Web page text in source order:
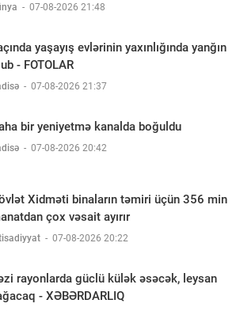
- 07-08-2026 21:48
yaşayış evlərinin yaxınlığında yanğın
- FOTOLAR
- 07-08-2026 21:37
bir yeniyetmə kanalda boğuldu
- 07-08-2026 20:42
Xidməti binaların təmiri üçün 356 min
çox vəsait ayırır
- 07-08-2026 20:22
rayonlarda güclü külək əsəcək, leysan
- XƏBƏRDARLIQ